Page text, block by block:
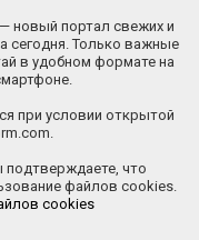
новый портал свежих и
сегодня. Только важные
в удобном формате на
при условии открытой
что
файлов cookies.
cookies